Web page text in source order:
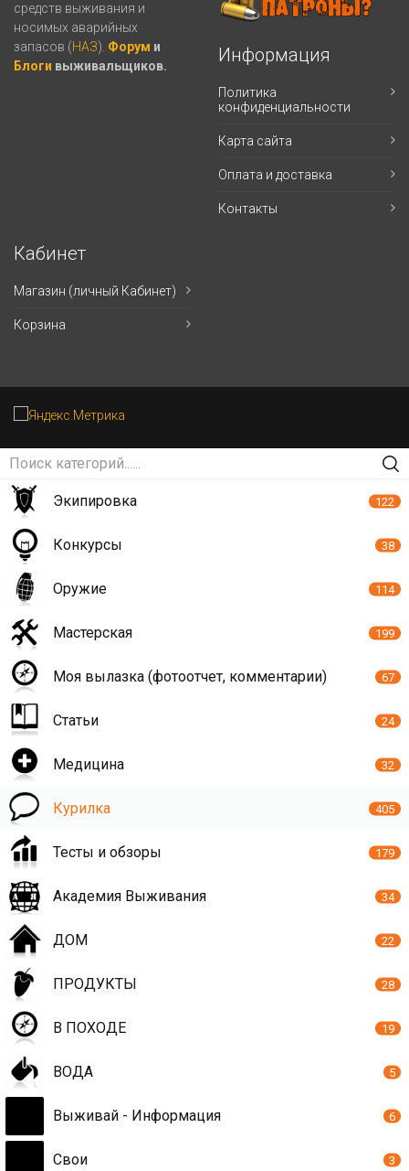
средств выживания и
носимых аварийных
запасов (НАЗ). Форум и
Блоги выживальщиков.
Информация
Политика
конфиденциальности
Карта сайта
Оплата и доставка
Контакты
Кабинет
Магазин (личный Кабинет)
Корзина
Экипировка 122
Конкурсы 38
Оружие 114
Мастерская 199
Моя вылазка (фотоотчет, комментарии) 67
Статьи 24
Медицина 32
Курилка 405
Тесты и обзоры 179
Академия Выживания 34
ДОМ 22
ПРОДУКТЫ 28
В ПОХОДЕ 19
ВОДА 5
Выживай - Информация 6
Свои 3